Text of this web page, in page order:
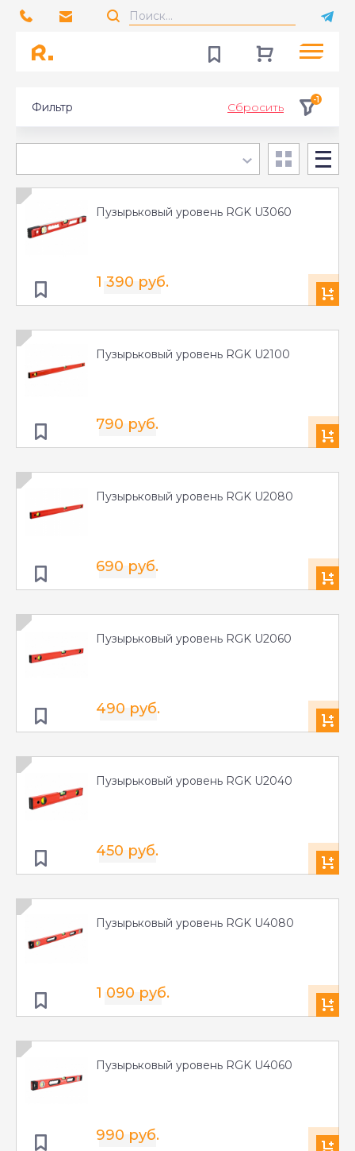
Фильтр Сбросить
-1
Пузырьковый уровень RGK U3060
1 390 руб.
Пузырьковый уровень RGK U2100
790 руб.
Пузырьковый уровень RGK U2080
690 руб.
Пузырьковый уровень RGK U2060
490 руб.
Пузырьковый уровень RGK U2040
450 руб.
Пузырьковый уровень RGK U4080
1 090 руб.
Пузырьковый уровень RGK U4060
990 руб.